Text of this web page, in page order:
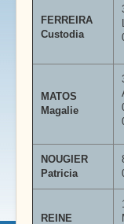
FERREIRA
Custodia
MATOS
Magalie
NOUGIER
Patricia
REINE